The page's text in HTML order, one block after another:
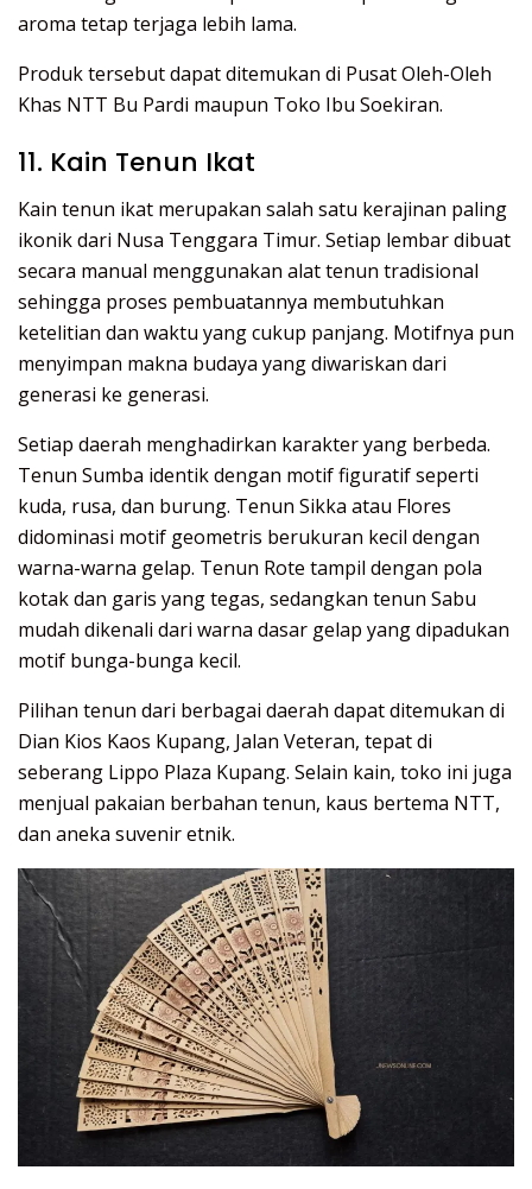
aroma tetap terjaga lebih lama.
Produk tersebut dapat ditemukan di Pusat Oleh-Oleh
Khas NTT Bu Pardi maupun Toko Ibu Soekiran.
11. Kain Tenun Ikat
Kain tenun ikat merupakan salah satu kerajinan paling
ikonik dari Nusa Tenggara Timur. Setiap lembar dibuat
secara manual menggunakan alat tenun tradisional
sehingga proses pembuatannya membutuhkan
ketelitian dan waktu yang cukup panjang. Motifnya pun
menyimpan makna budaya yang diwariskan dari
generasi ke generasi.
Setiap daerah menghadirkan karakter yang berbeda.
Tenun Sumba identik dengan motif figuratif seperti
kuda, rusa, dan burung. Tenun Sikka atau Flores
didominasi motif geometris berukuran kecil dengan
warna-warna gelap. Tenun Rote tampil dengan pola
kotak dan garis yang tegas, sedangkan tenun Sabu
mudah dikenali dari warna dasar gelap yang dipadukan
motif bunga-bunga kecil.
Pilihan tenun dari berbagai daerah dapat ditemukan di
Dian Kios Kaos Kupang, Jalan Veteran, tepat di
seberang Lippo Plaza Kupang. Selain kain, toko ini juga
menjual pakaian berbahan tenun, kaus bertema NTT,
dan aneka suvenir etnik.